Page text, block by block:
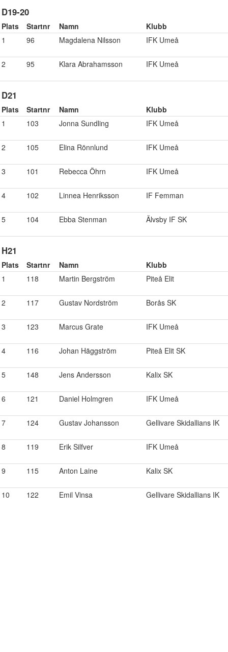
D19-20
Plats Startnr Namn
Klubb
1
96 Magdalena Nilsson IFK Umeå
2 95 Klara Abrahamsson IFK Umeå
D21
Plats Startnr Namn
Klubb
1
103 Jonna Sundling IFK Umeå
2 105 Elina Rönnlund IFK Umeå
3 101 Rebecca Öhrn IFK Umeå
4 102 Linnea Henriksson IF Femman
5 104 Ebba Stenman Älvsby IF SK
H21
Plats Startnr Namn
Klubb
1
118 Martin Bergström Piteå Elit
2 117 Gustav Nordström Borås SK
3 123 Marcus Grate IFK Umeå
4 116 Johan Häggström Piteå Elit SK
5 148 Jens Andersson Kalix SK
6 121 Daniel Holmgren IFK Umeå
7 124 Gustav Johansson Gellivare Skidallians IK
8 119 Erik Silfver IFK Umeå
9 115 Anton Laine Kalix SK
10 122 Emil Vinsa Gellivare Skidallians IK